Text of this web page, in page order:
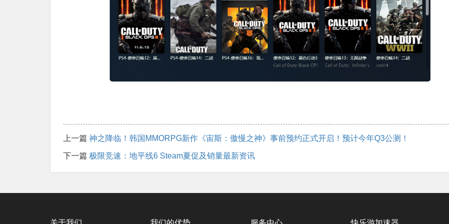
上一篇 神之降临！韩国MMORPG新作《宙斯：傲慢之神》事前预约正式开启！预计今年Q3公测！
下一篇 极限竞速：地平线6 Steam夏促及销量最新资讯